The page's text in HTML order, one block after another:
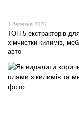
1 березня 2026
ТОП-5 екстракторів
хімчистки килимів,
авто